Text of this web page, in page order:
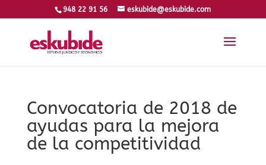
948 22 91 56 eskubide@eskubide.com
Convocatoria de 2018 de
ayudas para la mejora
de la competitividad